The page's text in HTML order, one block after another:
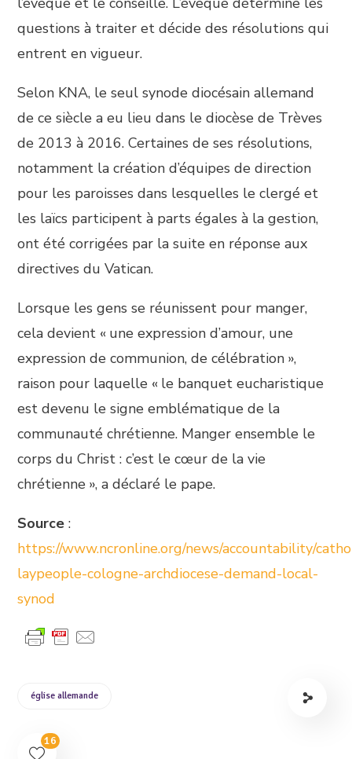
questions à traiter et décide des résolutions qui
entrent en vigueur.
Selon KNA, le seul synode diocésain allemand
de ce siècle a eu lieu dans le diocèse de Trèves
de 2013 à 2016. Certaines de ses résolutions,
notamment la création d’équipes de direction
pour les paroisses dans lesquelles le clergé et
les laïcs participent à parts égales à la gestion,
ont été corrigées par la suite en réponse aux
directives du Vatican.
Lorsque les gens se réunissent pour manger,
cela devient « une expression d’amour, une
expression de communion, de célébration »,
raison pour laquelle « le banquet eucharistique
est devenu le signe emblématique de la
communauté chrétienne. Manger ensemble le
corps du Christ : c’est le cœur de la vie
chrétienne », a déclaré le pape.
Source :
https://www.ncronline.org/news/accountability/
laypeople-cologne-archdiocese-demand-local-
synod
église allemande
16